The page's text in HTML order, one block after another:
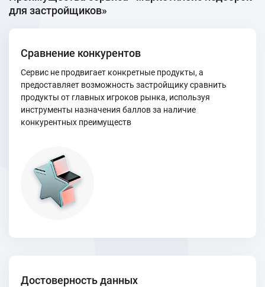
для застройщиков»
Сравнение конкурентов
Сервис не продвигает конкретные продукты, а
предоставляет возможность застройщику сравнить
продукты от главных игроков рынка, используя
инструменты назначения баллов за наличие
конкурентных преимуществ
Достоверность данных